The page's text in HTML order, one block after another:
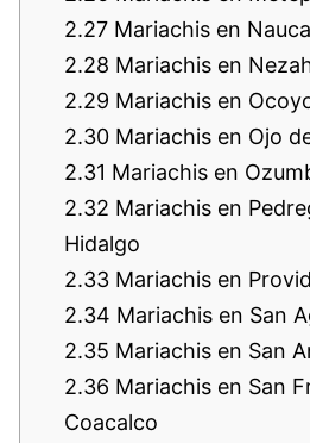
2.27 Mariachis en
2.28 Mariachis en
2.29 Mariachis en
2.30 Mariachis en Ojo
2.31 Mariachis en
2.32 Mariachis en
Hidalgo
2.33 Mariachis en
2.34 Mariachis en San
2.35 Mariachis en San
2.36 Mariachis en San
Coacalco